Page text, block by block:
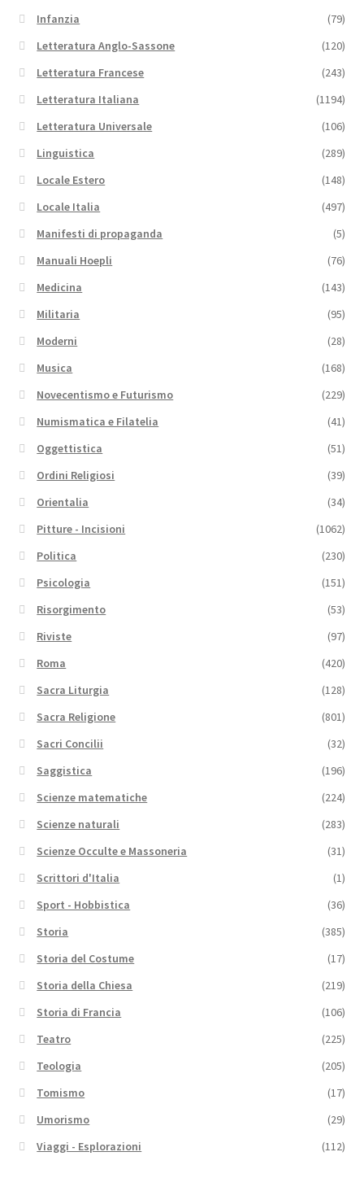
Infanzia
(79)
Letteratura Anglo-Sassone
(120)
Letteratura Francese
(243)
Letteratura Italiana
(1194)
Letteratura Universale
(106)
Linguistica
(289)
Locale Estero
(148)
Locale Italia
(497)
Manifesti di propaganda
(5)
Manuali Hoepli
(76)
Medicina
(143)
Militaria
(95)
Moderni
(28)
Musica
(168)
Novecentismo e Futurismo
(229)
Numismatica e Filatelia
(41)
Oggettistica
(51)
Ordini Religiosi
(39)
Orientalia
(34)
Pitture - Incisioni
(1062)
Politica
(230)
Psicologia
(151)
Risorgimento
(53)
Riviste
(97)
Roma
(420)
Sacra Liturgia
(128)
Sacra Religione
(801)
Sacri Concilii
(32)
Saggistica
(196)
Scienze matematiche
(224)
Scienze naturali
(283)
Scienze Occulte e Massoneria
(31)
Scrittori d'Italia
(1)
Sport - Hobbistica
(36)
Storia
(385)
Storia del Costume
(17)
Storia della Chiesa
(219)
Storia di Francia
(106)
Teatro
(225)
Teologia
(205)
Tomismo
(17)
Umorismo
(29)
Viaggi - Esplorazioni
(112)